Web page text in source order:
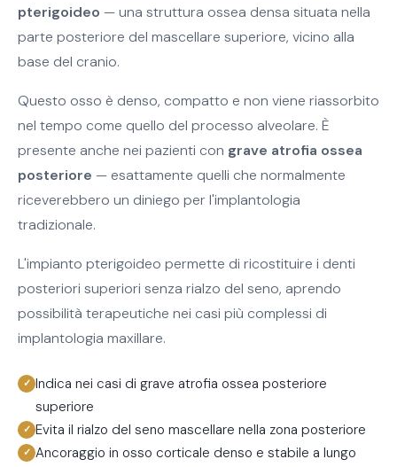
pterigoideo — una struttura ossea densa situata nella
parte posteriore del mascellare superiore, vicino alla
base del cranio.
Questo osso è denso, compatto e non viene riassorbito
nel tempo come quello del processo alveolare. È
presente anche nei pazienti con grave atrofia ossea
posteriore — esattamente quelli che normalmente
riceverebbero un diniego per l'implantologia
tradizionale.
L'impianto pterigoideo permette di ricostituire i denti
posteriori superiori senza rialzo del seno, aprendo
possibilità terapeutiche nei casi più complessi di
implantologia maxillare.
Indica nei casi di grave atrofia ossea posteriore
superiore
Evita il rialzo del seno mascellare nella zona posteriore
Ancoraggio in osso corticale denso e stabile a lungo